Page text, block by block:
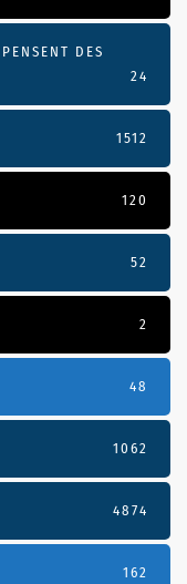
DES
24
1512
120
52
2
48
1062
4874
162